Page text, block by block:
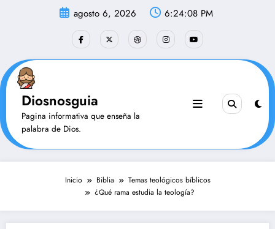
agosto 6, 2026 6:24:09 PM
Diosnosguia
Pagina informativa que enseña la
palabra de Dios.
Inicio Biblia
Temas teológicos bíblicos
¿Qué rama estudia la teología?